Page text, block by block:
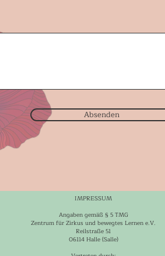
Absenden
IMPRESSUM
Angaben gemäß § 5 TMG
Zentrum für Zirkus und bewegtes Lernen e.V.
Reilstraße 51
06114 Halle (Salle)